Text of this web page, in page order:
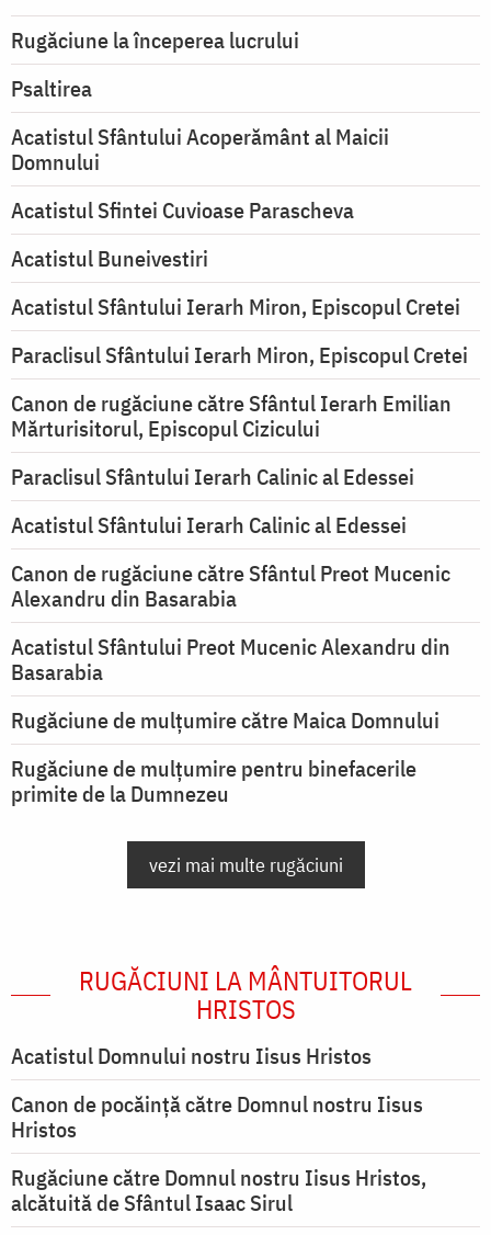
Rugăciune la începerea lucrului
Psaltirea
Acatistul Sfântului Acoperământ al Maicii
Domnului
Acatistul Sfintei Cuvioase Parascheva
Acatistul Buneivestiri
Acatistul Sfântului Ierarh Miron, Episcopul Cretei
Paraclisul Sfântului Ierarh Miron, Episcopul Cretei
Canon de rugăciune către Sfântul Ierarh Emilian
Mărturisitorul, Episcopul Cizicului
Paraclisul Sfântului Ierarh Calinic al Edessei
Acatistul Sfântului Ierarh Calinic al Edessei
Canon de rugăciune către Sfântul Preot Mucenic
Alexandru din Basarabia
Acatistul Sfântului Preot Mucenic Alexandru din
Basarabia
Rugăciune de mulţumire către Maica Domnului
Rugăciune de mulțumire pentru binefacerile
primite de la Dumnezeu
vezi mai multe rugăciuni
RUGĂCIUNI LA MÂNTUITORUL
HRISTOS
Acatistul Domnului nostru Iisus Hristos
Canon de pocăință către Domnul nostru Iisus
Hristos
Rugăciune către Domnul nostru Iisus Hristos,
alcătuită de Sfântul Isaac Sirul